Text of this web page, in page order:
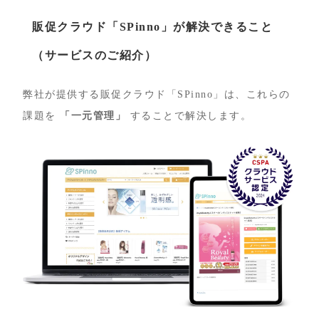
販促クラウド「SPinno」が解決できること
（サービスのご紹介）
弊社が提供する販促クラウド「SPinno」は、これらの
課題を
「一元管理」 することで解決します。